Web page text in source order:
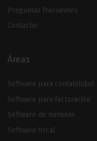
Preguntas frecuentes
Contactar
Áreas
Software para contabilidad
Software para facturación
Software de nóminas
Software fiscal